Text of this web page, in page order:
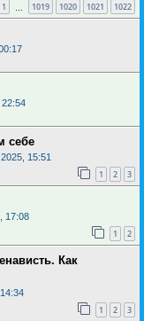
1 1019 1020 1021 1022
себе
15:51
1 2 3
17:08
1 2
Как
1 2 3